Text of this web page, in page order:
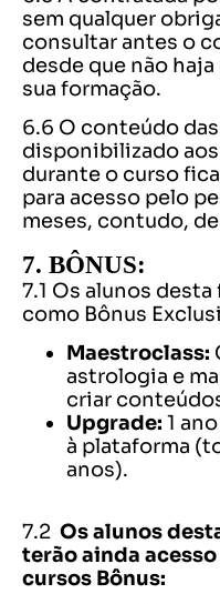
sem qualquer
consultar antes o
desde que não
sua formação.
6.6 O conteúdo das
disponibilizado aos
durante o curso
para acesso pelo
meses, contudo,
7. BÔNUS:
7.1 Os alunos
como Bônus
Maestroclass:
astrologia e
criar
Upgrade: 1
à plataforma
anos).
7.2 Os alunos
terão ainda
cursos Bônus: